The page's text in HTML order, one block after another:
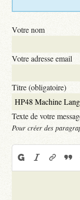
Votre nom
Votre adresse email
Titre (obligatoire)
Texte de votre
Pour créer des